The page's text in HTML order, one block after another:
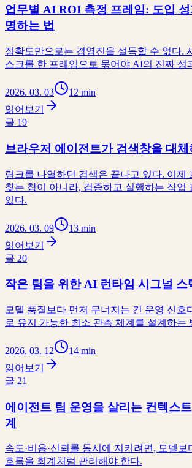
업무별 AI ROI 측정 프레임: 도입
명하는 법
정확도만으로는 경영진을 설득할 수 없다.
스크를 한 프레임으로 묶어야 AI의 진짜 성
2026. 03. 03
12 min
읽어보기
글 19
브라우저 에이전트가 검색창을 대
링크를 나열하던 검색은 끝나고 있다. 이제
찾는 창이 아니라, 검증하고 실행하는 작업
있다.
2026. 03. 09
13 min
읽어보기
글 20
작은 팀을 위한 AI 런타임 시그널 스
모델 품질보다 먼저 무너지는 건 운영 신호
로 유지 가능한 최소 관측 체계를 설계하는
2026. 03. 12
14 min
읽어보기
글 21
에이전트 팀 운영을 살리는 컨텍스
계
속도·비용·신뢰를 동시에 지키려면, 모델보
흐름을 회계처럼 관리해야 한다.